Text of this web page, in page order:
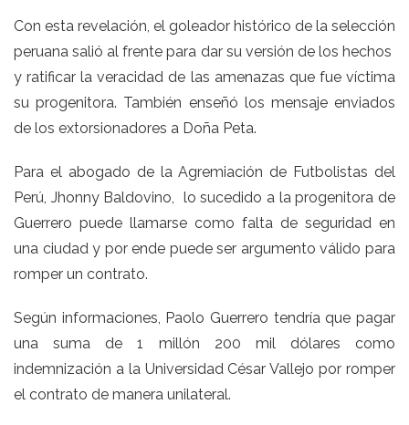
Con esta revelación, el goleador histórico de la selección
peruana salió al frente para dar su versión de los hechos
y ratificar la veracidad de las amenazas que fue víctima
su progenitora. También enseñó los mensaje enviados
de los extorsionadores a Doña Peta.
Para el abogado de la Agremiación de Futbolistas del
Perú, Jhonny Baldovino, lo sucedido a la progenitora de
Guerrero puede llamarse como falta de seguridad en
una ciudad y por ende puede ser argumento válido para
romper un contrato.
Según informaciones, Paolo Guerrero tendría que pagar
una suma de 1 millón 200 mil dólares como
indemnización a la Universidad César Vallejo por romper
el contrato de manera unilateral.